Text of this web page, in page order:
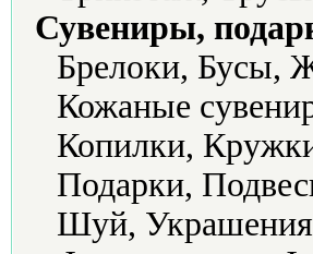
Сувениры,
Брелоки, Бусы,
Кожаные
Копилки,
Подарки,
Шуй,